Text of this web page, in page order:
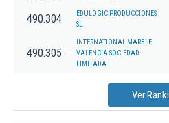
490.304
EDULOGIC PRODUCCIONES
SL.
490.305
INTERNATIONAL MARBLE
VALENCIA SOCIEDAD
LIMITADA
Ver